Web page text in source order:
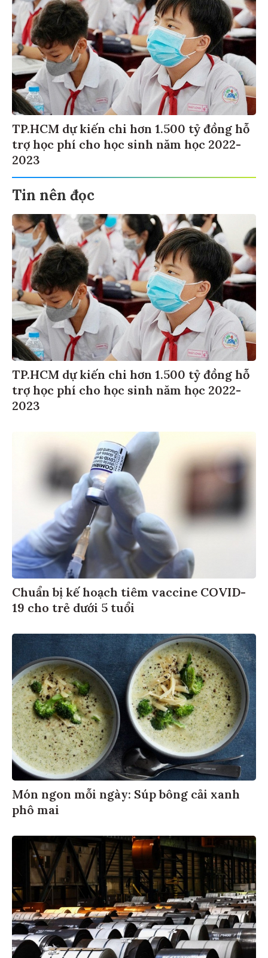
TP.HCM dự kiến chi hơn 1.500 tỷ đồng hỗ
trợ học phí cho học sinh năm học 2022-
2023
Tin nên đọc
TP.HCM dự kiến chi hơn 1.500 tỷ đồng hỗ
trợ học phí cho học sinh năm học 2022-
2023
Chuẩn bị kế hoạch tiêm vaccine COVID-
19 cho trẻ dưới 5 tuổi
Món ngon mỗi ngày: Súp bông cải xanh
phô mai